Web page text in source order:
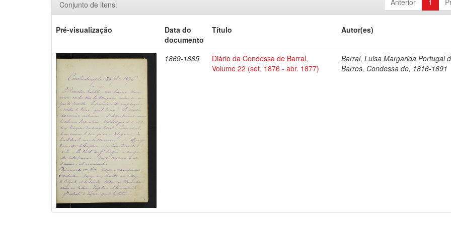
Anterior 1
Conjunto de itens:
Pré-visualização
Data do
documento
Título Autor(es)
1869-1885
Diário da Condessa de Barral,
Volume 22 (set. 1876 - abr. 1877)
Barral, Luisa Margarida Portugal
Barros, Condessa de, 1816-1891